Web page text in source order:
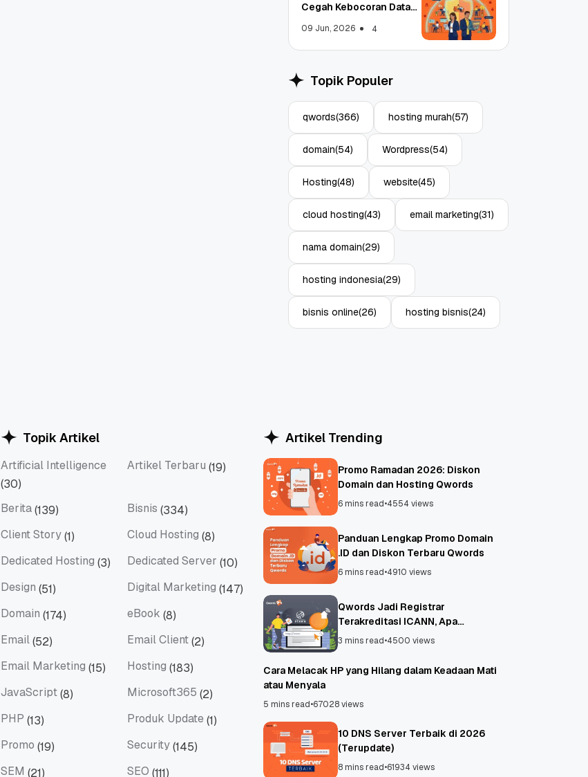
Aplikasi: Atasi Limitasi
11 Jun, 2026 4
Cegah Kebocoran Data
09 Jun, 2026 4
Topik Populer
qwords(366) hosting murah(57)
domain(54) Wordpress(54)
Hosting(48) website(45)
cloud hosting(43) email marketing(31)
nama domain(29)
hosting indonesia(29)
bisnis online(26) hosting bisnis(24)
Topik Artikel
Artificial Intelligence
Artificial Intelligence
(30)
Artikel Terbaru (19)
Berita(139) Bisnis (334)
Client Story(1) Cloud Hosting (8)
Dedicated Hosting (3) Dedicated Server (10)
Design (51) Digital Marketing (147)
Domain (174) eBook (8)
Email(52) Email Client(2)
Email Marketing (15) Hosting (183)
JavaScript(8) Microsoft365 (2)
PHP (13) Produk Update (1)
Promo (19) Security(145)
SEM (21) SEO (111)
Artikel Trending
Promo Ramadan 2026: Diskon
Domain dan Hosting Qwords
6 mins read•4554 views
Panduan Lengkap Promo Domain
.ID dan Diskon Terbaru Qwords
6 mins read•4910 views
Qwords Jadi Registrar
Terakreditasi ICANN, Apa
Untungnya?
3 mins read•4500 views
Cara Melacak HP yang Hilang dalam Keadaan Mati
atau Menyala
5 mins read•67028 views
10 DNS Server Terbaik di 2026
(Terupdate)
8 mins read•61934 views